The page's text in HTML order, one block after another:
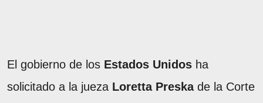
El gobierno de los Estados Unidos ha
solicitado a la jueza Loretta Preskade la Corte